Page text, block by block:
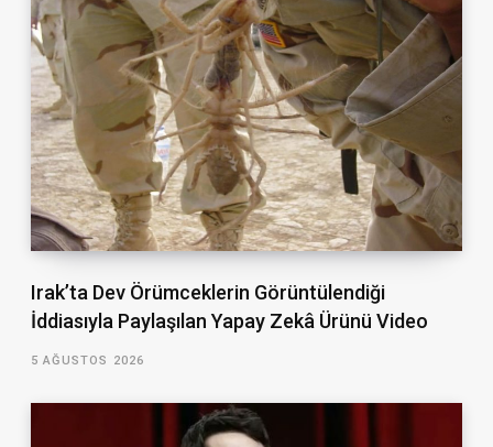
Irak’ta Dev Örümceklerin Görüntülendiği
İddiasıyla Paylaşılan Yapay Zekâ Ürünü Video
5 AĞUSTOS 2026